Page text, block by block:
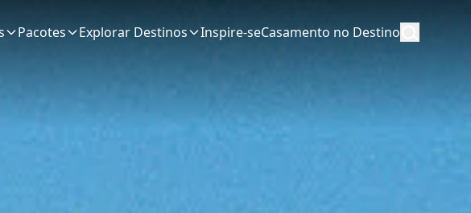
Pacotes Explorar Destinos Inspire-seCasamento no Destino